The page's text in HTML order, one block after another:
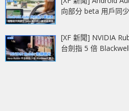
向部分 beta 用戶同
[XF 新聞] NVIDIA
台劍指 5 倍